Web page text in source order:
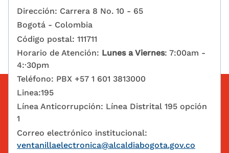
Dirección: Carrera 8 No. 10 - 65
Bogotá - Colombia
Código postal: 111711
Horario de Atención: Lunes a Viernes: 7:00am -
4:·30pm
Teléfono: PBX +57 1 601 3813000
Linea:195
Línea Anticorrupción: Línea Distrital 195 opción
1
Correo electrónico institucional:
ventanillaelectronica@alcaldiabogota.gov.co